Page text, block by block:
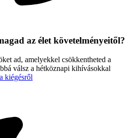
az élet követelményeitől?
ad, amelyekkel csökkentheted a
válsz a hétköznapi kihívásokkal
kiégésről